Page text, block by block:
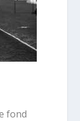
fond